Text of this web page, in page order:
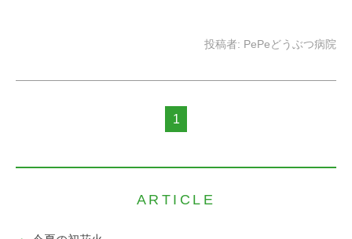
投稿者: PePeどうぶつ病院
1
ARTICLE